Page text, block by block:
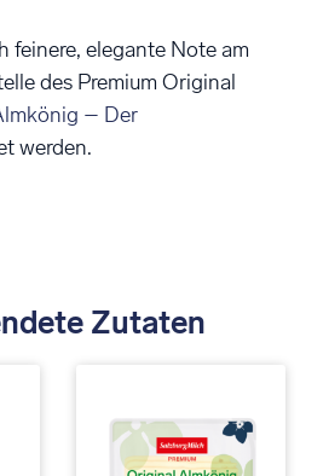
feinere, elegante Note am
des Premium Original
– Der
werden.
Zutaten